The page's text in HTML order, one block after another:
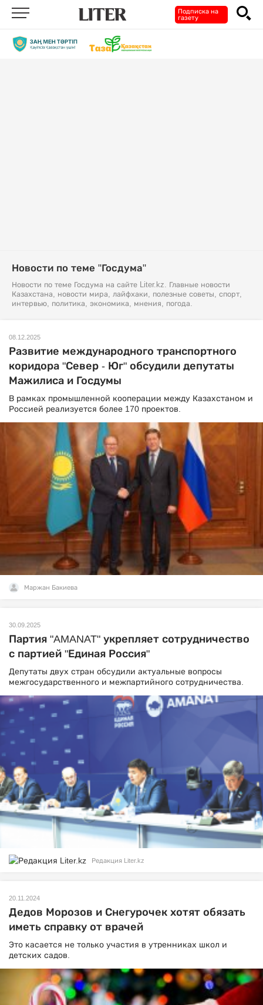
Подписка на
газету
Новости по теме "Госдума"
Новости по теме Госдума на сайте Liter.kz. Главные новости
Казахстана, новости мира, лайфхаки, полезные советы, спорт,
интервью, политика, экономика, мнения, погода.
08.12.2025
Развитие международного транспортного
коридора "Север - Юг" обсудили депутаты
Мажилиса и Госдумы
В рамках промышленной кооперации между Казахстаном и
Россией реализуется более 170 проектов.
Маржан Бакиева
30.09.2025
Партия "AMANAT" укрепляет сотрудничество
с партией "Единая Россия"
Депутаты двух стран обсудили актуальные вопросы
межгосударственного и межпартийного сотрудничества.
Редакция Liter.kz
20.11.2024
Дедов Морозов и Снегурочек хотят обязать
иметь справку от врачей
Это касается не только участия в утренниках школ и
детских садов.